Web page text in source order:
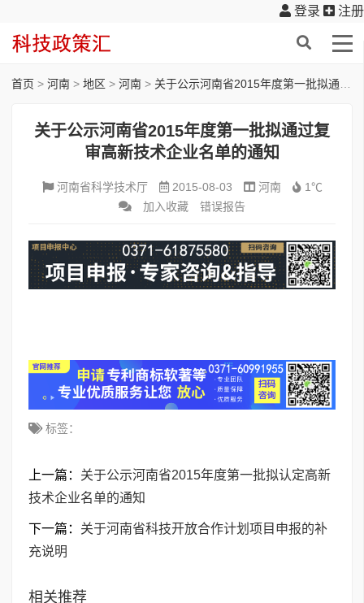
登录 注册
首页 > 河南 > 地区 > 河南 > 关于公示河南省2015年度第一批拟通过复审高新技术企业名单的通知
关于公示河南省2015年度第一批拟通过复
审高新技术企业名单的通知
河南省科学技术厅 2015-08-03 河南
1℃
加入收藏
错误报告
标签：
上一篇： 关于公示河南省2015年度第一批拟认定高新
技术企业名单的通知
下一篇： 关于河南省科技开放合作计划项目申报的补
充说明
相关推荐